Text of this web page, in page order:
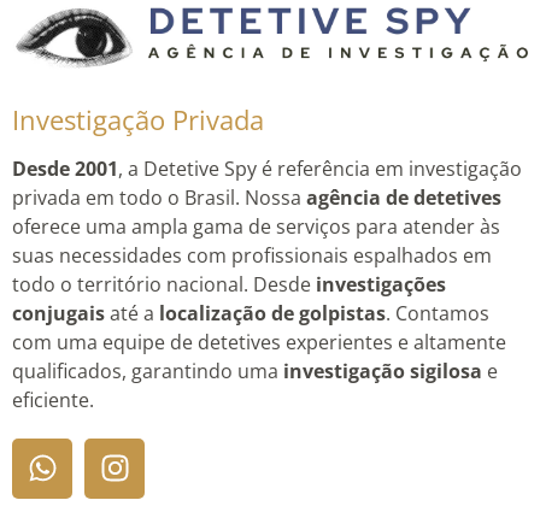
Investigação Privada
Desde 2001, a Detetive Spy é referência em investigação
privada em todo o Brasil. Nossa agência de detetives
oferece uma ampla gama de serviços para atender às
suas necessidades com profissionais espalhados em
todo o território nacional. Desde investigações
conjugaisaté a localização de golpistas. Contamos
com uma equipe de detetives experientes e altamente
qualificados, garantindo uma investigação sigilosa e
eficiente.